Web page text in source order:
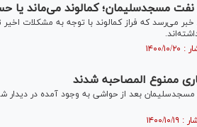
مسجدسلیمان؛ کمالوند می‌ماند یا
می‌رسد که فراز کمالوند با توجه به مشکلات اخیر
ممنوع المصاحبه شدند
مسجدسلیمان بعد از حواشی به وجود آمده در